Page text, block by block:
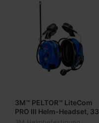
3M™ PELTOR™ LiteCom
PRO III Helm-Headset, 33
dB, blau